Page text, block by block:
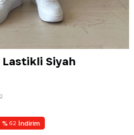
Siyah
% 62 İndirim